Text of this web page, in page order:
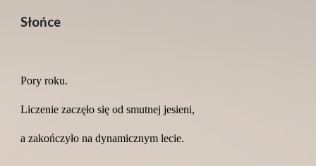
Słońce
Pory roku.
Liczenie zaczęło się od smutnej jesieni,
a zakończyło na dynamicznym lecie.